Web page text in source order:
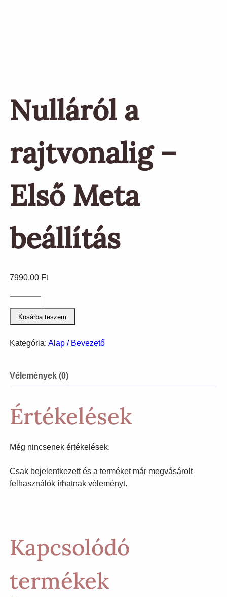
Nulláról a
rajtvonalig –
Első Meta
beállítás
7990,00 Ft
rajtvonalig
–
beállítás
mennyiség
Kosárba teszem
Kategória: Alap / Bevezető
Vélemények (0)
Értékelések
Még nincsenek értékelések.
Csak bejelentkezett és a terméket már megvásárolt
felhasználók írhatnak véleményt.
Kapcsolódó
termékek